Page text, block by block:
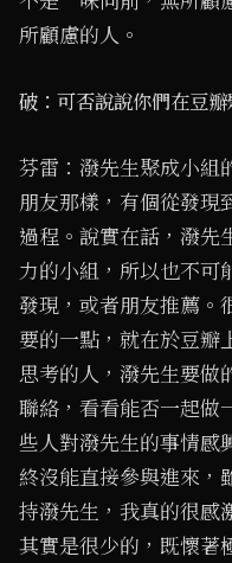
所顧慮的人。
破：可否說說你們在豆瓣
芬雷：潑先生聚成小組
朋友那樣，有個從發現
過程。說實在話，潑先
力的小組，所以也不可
發現，或者朋友推薦。
要的一點，就在於豆瓣
思考的人，潑先生要做
聯絡，看看能否一起做
些人對潑先生的事情感
終沒能直接參與進來，
持潑先生，我真的很感
其實是很少的，既懷著